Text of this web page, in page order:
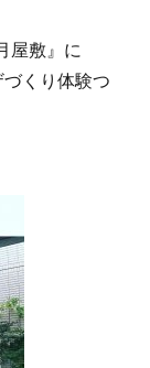
屋敷』に
くり体験つ